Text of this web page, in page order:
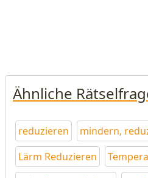
Ähnliche
reduzieren
mindern,
Lärm Reduzieren